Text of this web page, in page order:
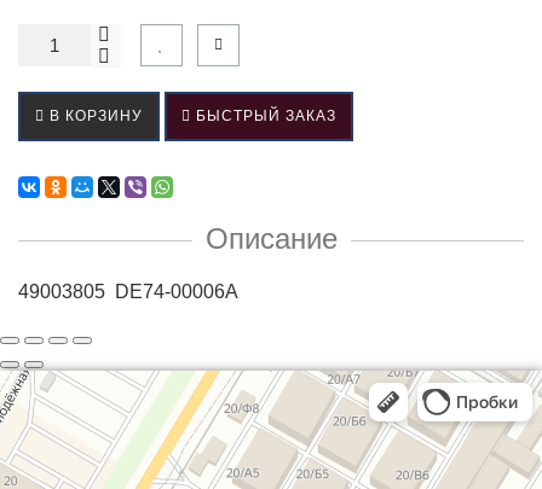
В КОРЗИНУ БЫСТРЫЙ ЗАКАЗ
Описание
49003805 DE74-00006A